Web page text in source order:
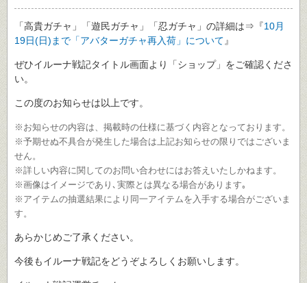
「高貴ガチャ」「遊民ガチャ」「忍ガチャ」の詳細は⇒『10月
19日(日)まで「アバターガチャ再入荷」について 』
ぜひイルーナ戦記タイトル画面より「ショップ」をご確認くださ
い。
この度のお知らせは以上です。
※お知らせの内容は、掲載時の仕様に基づく内容となっております。
※予期せぬ不具合が発生した場合は上記お知らせの限りではございま
せん。
※詳しい内容に関してのお問い合わせにはお答えいたしかねます。
※画像はイメージであり､実際とは異なる場合があります｡
※アイテムの抽選結果により同一アイテムを入手する場合がございま
す。
あらかじめご了承ください。
今後もイルーナ戦記をどうぞよろしくお願いします。